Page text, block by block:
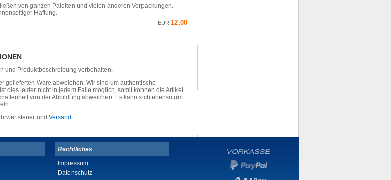
von ganzen Paletten und vielen anderen Verpackungen.
Haftung.
EUR 12,00
und Produktbeschreibung vorbehalten.
gelieferten Ware abweichen. Wir sind um authentische
dies leider nicht in jedem Falle möglich, somit können die Artikel
von der Abbildung abweichen. Es kann sich ebenso um
und Versand .
Rechtliches
Impressum
Datenschutz